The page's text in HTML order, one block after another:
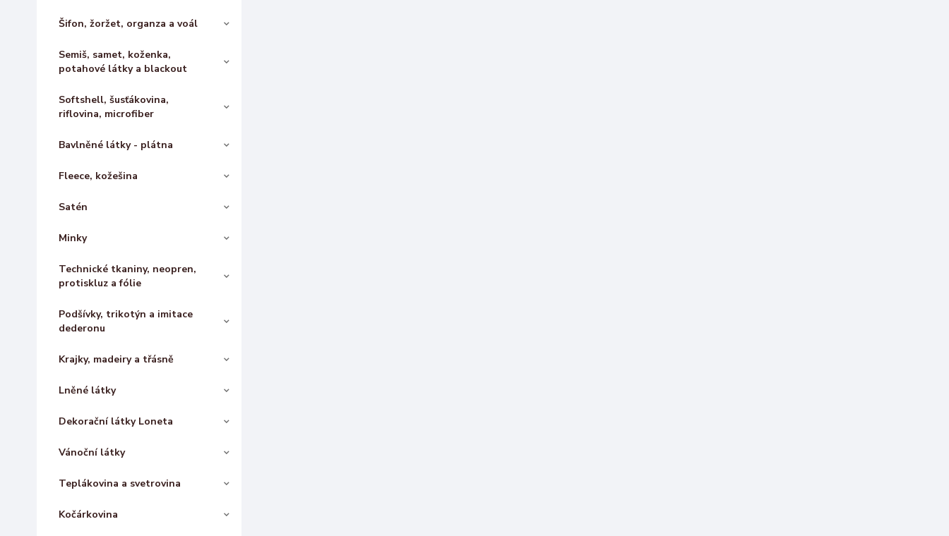
Šifon, žoržet, organza a voál
Semiš, samet, koženka,
potahové látky a blackout
Softshell, šusťákovina,
riflovina, microfiber
Bavlněné látky - plátna
Fleece, kožešina
Satén
Minky
Technické tkaniny, neopren,
protiskluz a fólie
Podšívky, trikotýn a imitace
dederonu
Krajky, madeiry a třásně
Lněné látky
Dekorační látky Loneta
Vánoční látky
Teplákovina a svetrovina
Kočárkovina